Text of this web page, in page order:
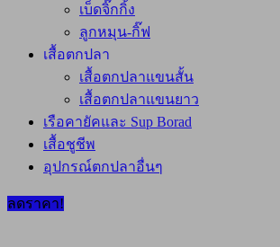
เบ็ดจิ๊กกิ้ง
ลูกหมุน-กิ๊ฟ
เสื้อตกปลา
เสื้อตกปลาแขนสั้น
เสื้อตกปลาแขนยาว
เรือคายัคและ Sup Borad
เสื้อชูชีพ
อุปกรณ์ตกปลาอื่นๆ
ลดราคา!